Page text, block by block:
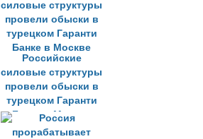
Российские
силовые структуры
провели обыски в
турецком Гаранти
Банке в Москве